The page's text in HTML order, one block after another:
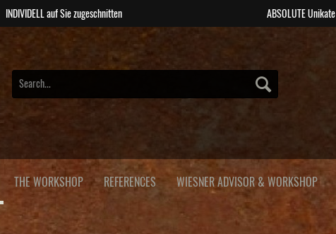
INDIVIDELL auf Sie zugeschnitten ABSOLUTE Unikate
THE WORKSHOP REFERENCES WIESNER ADVISOR & WORKSHOP